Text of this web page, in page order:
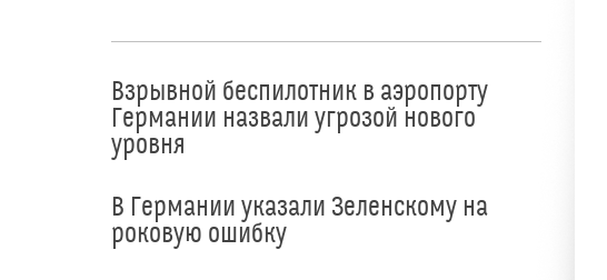
Взрывной беспилотник в аэропорту
Германии назвали угрозой нового
уровня
В Германии указали Зеленскому на
роковую ошибку